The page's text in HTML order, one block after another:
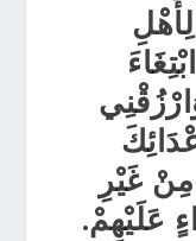
غَيْرِ
عَلَيْهِمْ.